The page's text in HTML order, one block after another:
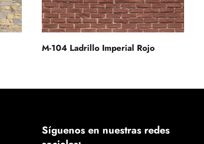
M-104 Ladrillo Imperial Rojo
Síguenos en nuestras redes